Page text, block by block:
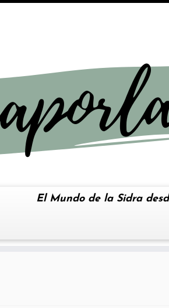
El Mundo de la Sidra